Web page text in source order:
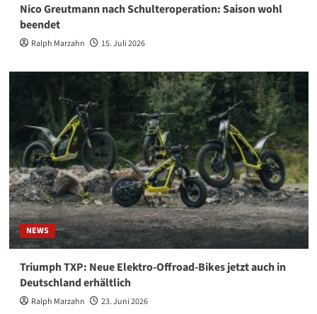
Nico Greutmann nach Schulteroperation: Saison wohl
beendet
Ralph Marzahn 15. Juli 2026
NEWS
Triumph TXP: Neue Elektro-Offroad-Bikes jetzt auch in
Deutschland erhältlich
Ralph Marzahn 23. Juni 2026